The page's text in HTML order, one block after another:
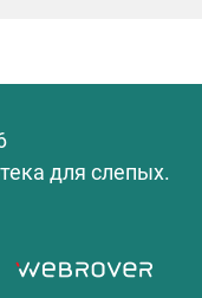
для слепых.